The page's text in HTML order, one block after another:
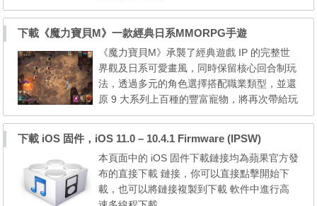
————————————————— iOS
one 5s CDMA iPhone 6 Plus (iPhone7,1) iPh
one 6 (iPhone7,2) iPad iPad Air WiFi iPad A
ir Cellular iPad Air China iPad mini 2 WiFi iPa
d mini 2 Cellular iPad m...
下載《魔力寶貝M》一款經典日系MMORPG手遊
《魔力寶貝M》承襲了經典遊戲 IP 的完整世
界觀及日系可愛畫風，同時保留核心回合制玩
法，透過多元的角色選擇搭配職業類型，並還
原 9 大系列上百種的豐富寵物，將再次帶給玩
家最正統 MMORPG 遊戲體驗。為了讓玩家有
對「職業平衡」、「升級加速」、「提升獲得
金幣量」等眾多系統設定進行全面優化，邀請
各位勇者一起重返法蘭王國，在浩瀚無垠的大
陸地圖上，帶著萌寵們...
下載 iOS 固件，iOS 11.0 – 10.4.1 Firmware (IPSW)
本頁面中的 iOS 固件下載鏈接均為蘋果官方發
布的直接下載 鏈接，你可以直接點擊開始下
載，也可以將鏈接複製到下載 軟件中進行高